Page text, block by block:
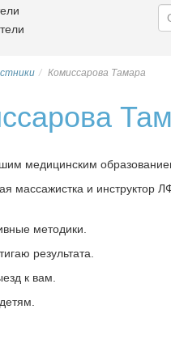
Комиссарова Тамара
медицинским
массажистка и инструктор
методики.
результата.
к вам.